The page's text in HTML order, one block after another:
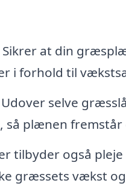
Sikrer at din
i forhold til
Udover selve
så plænen
tilbyder også
græssets vækst